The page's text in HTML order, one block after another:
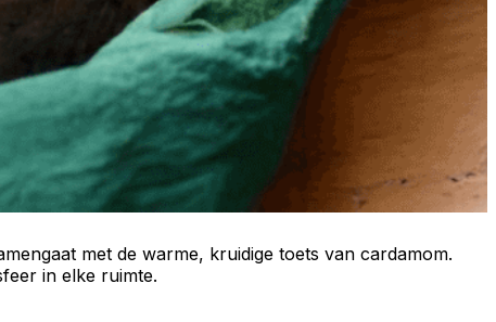
met de warme, kruidige toets van cardamom.
in elke ruimte.